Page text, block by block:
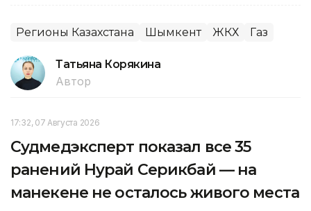
Регионы Казахстана Шымкент ЖКХ Газ
Татьяна Корякина
Автор
17:32, 07 Августа 2026
Судмедэксперт показал все 35
ранений Нурай Серикбай — на
манекене не осталось живого места